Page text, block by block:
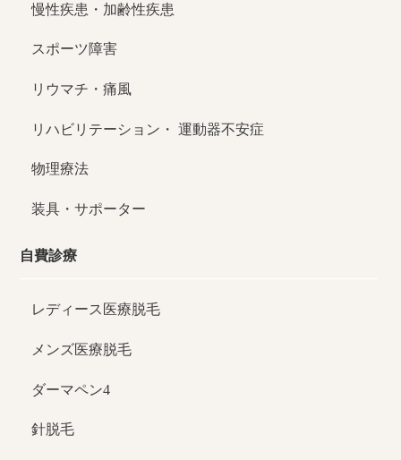
慢性疾患・加齢性疾患
スポーツ障害
リウマチ・痛風
リハビリテーション・ 運動器不安症
物理療法
装具・サポーター
自費診療
レディース医療脱毛
メンズ医療脱毛
ダーマペン4
針脱毛